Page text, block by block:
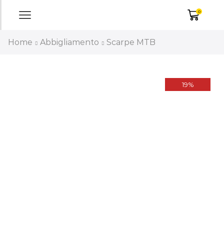
0
Home Abbigliamento Scarpe MTB
19%